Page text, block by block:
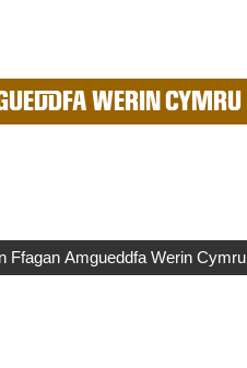
WERIN CYMRU
Ffagan Amgueddfa Werin Cymru